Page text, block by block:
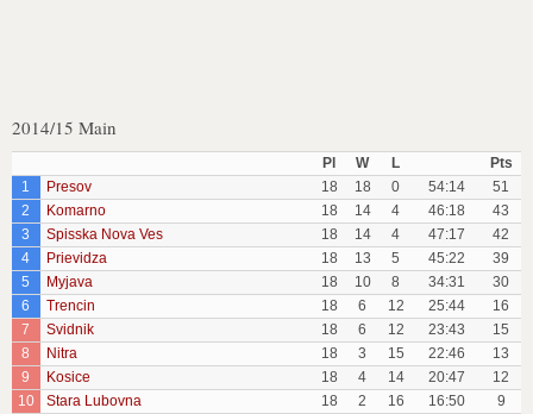
2014/15 Main
Pl W L
Pts
1
Presov 18 18 0 54:14
51
2
Komarno 18 14 4 46:18
43
3
Spisska Nova Ves 18 14 4 47:17
42
4
Prievidza 18 13 5 45:22
39
5
Myjava 18 10 8 34:31
30
6
Trencin 18 6 12 25:44
16
7
Svidnik 18 6 12 23:43
15
8
Nitra 18 3 15 22:46
13
9
Kosice 18 4 14 20:47
12
10
Stara Lubovna 18 2 16 16:50 9